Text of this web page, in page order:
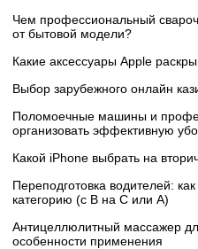
Чем профессиональный
от бытовой модели?
Какие аксессуары Apple
Выбор зарубежного онлайн
Поломоечные машины и
организовать эффективную
Какой iPhone выбрать на
Переподготовка водителей:
категорию (с B на C или А)
Антицеллюлитный массажер
особенности применения